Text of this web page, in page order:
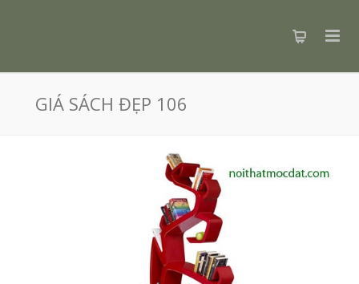
GIÁ SÁCH ĐẸP 106